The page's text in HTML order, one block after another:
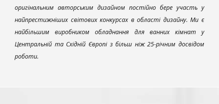
оригінальним авторським дизайном постійно бере участь у
найпрестижніших світових конкурсах в області дизайну. Ми є
найбільшим виробником обладнання для ванних кімнат у
Центральній та Східній Європі з більш ніж 25-річним досвідом
роботи.